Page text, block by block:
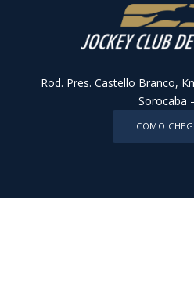
Rod. Pres. Castello Branco,
Sorocaba
COMO